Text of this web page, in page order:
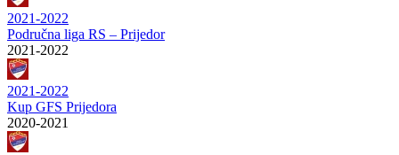
2021-2022
Područna liga RS – Prijedor
2021-2022
2021-2022
Kup GFS Prijedora
2020-2021